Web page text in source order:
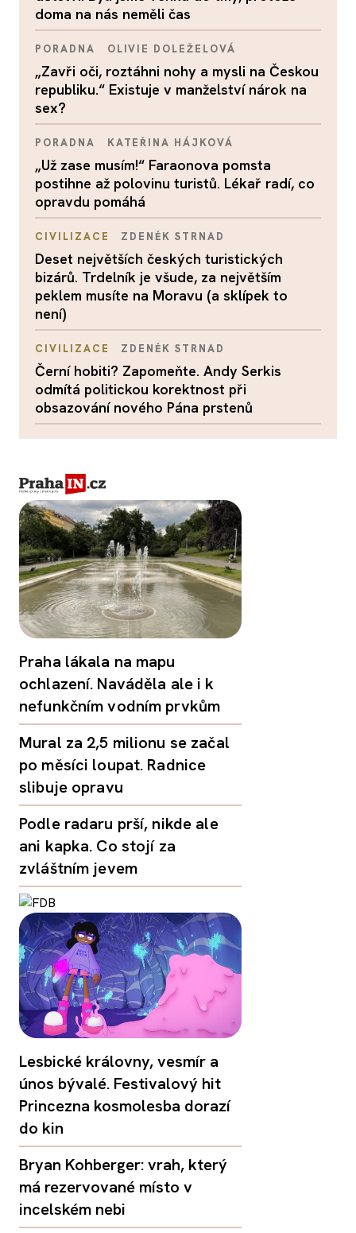
doma na nás neměli čas
PORADNA OLIVIE DOLEŽELOVÁ
„Zavři oči, roztáhni nohy a mysli na Českou
republiku.“ Existuje v manželství nárok na
sex?
PORADNA KATEŘINA HÁJKOVÁ
„Už zase musím!“ Faraonova pomsta
postihne až polovinu turistů. Lékař radí, co
opravdu pomáhá
CIVILIZACE ZDENĚK STRNAD
Deset největších českých turistických
bizárů. Trdelník je všude, za největším
peklem musíte na Moravu (a sklípek to
není)
CIVILIZACE ZDENĚK STRNAD
Černí hobiti? Zapomeňte. Andy Serkis
odmítá politickou korektnost při
obsazování nového Pána prstenů
Praha lákala na mapu
ochlazení. Naváděla ale i k
nefunkčním vodním prvkům
Mural za 2,5 milionu se začal
po měsíci loupat. Radnice
slibuje opravu
Podle radaru prší, nikde ale
ani kapka. Co stojí za
zvláštním jevem
Lesbické královny, vesmír a
únos bývalé. Festivalový hit
Princezna kosmolesba dorazí
do kin
Bryan Kohberger: vrah, který
má rezervované místo v
incelském nebi